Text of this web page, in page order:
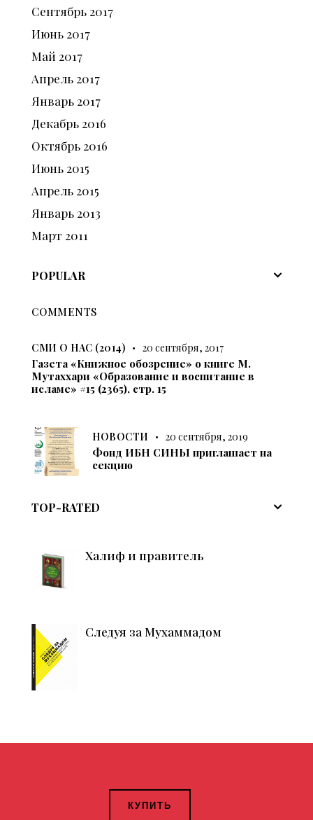
Сентябрь 2017
Июнь 2017
Май 2017
Апрель 2017
Январь 2017
Декабрь 2016
Октябрь 2016
Июнь 2015
Апрель 2015
Январь 2013
Март 2011
POPULAR
COMMENTS
СМИ О НАС (2014) 20 сентября, 2017
Газета «Книжное обозрение» о книге М.
Мутаххари «Образование и воспитание в
исламе» #15 (2365), стр. 15
НОВОСТИ 20 сентября, 2019
Фонд ИБН СИНЫ приглашает на
секцию
TOP-RATED
Халиф и правитель
Следуя за Мухаммадом
КУПИТЬ